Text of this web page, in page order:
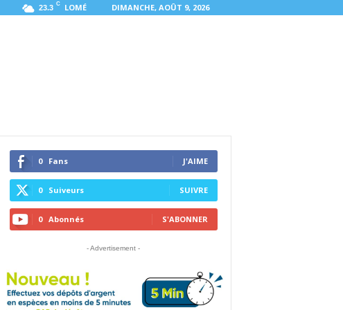
23.3 C LOMÉ DIMANCHE, AOÛT 9, 2026
0 Fans J'AIME
0 Suiveurs SUIVRE
0 Abonnés S'ABONNER
- Advertisement -